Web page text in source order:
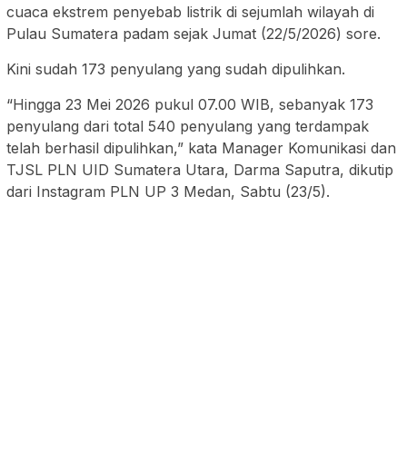
cuaca ekstrem penyebab listrik di sejumlah wilayah di
Pulau Sumatera padam sejak Jumat (22/5/2026) sore.
Kini sudah 173 penyulang yang sudah dipulihkan.
“Hingga 23 Mei 2026 pukul 07.00 WIB, sebanyak 173
penyulang dari total 540 penyulang yang terdampak
telah berhasil dipulihkan,” kata Manager Komunikasi dan
TJSL PLN UID Sumatera Utara, Darma Saputra, dikutip
dari Instagram PLN UP 3 Medan, Sabtu (23/5).